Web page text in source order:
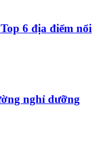
6 địa điểm nổi
nghỉ dưỡng